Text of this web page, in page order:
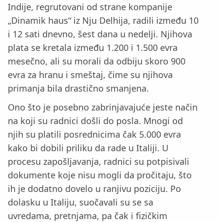
Indije, regrutovani od strane kompanije
„Dinamik haus“ iz Nju Delhija, radili između 10
i 12 sati dnevno, šest dana u nedelji. Njihova
plata se kretala između 1.200 i 1.500 evra
mesečno, ali su morali da odbiju skoro 900
evra za hranu i smeštaj, čime su njihova
primanja bila drastično smanjena.
Ono što je posebno zabrinjavajuće jeste način
na koji su radnici došli do posla. Mnogi od
njih su platili posrednicima čak 5.000 evra
kako bi dobili priliku da rade u Italiji. U
procesu zapošljavanja, radnici su potpisivali
dokumente koje nisu mogli da pročitaju, što
ih je dodatno dovelo u ranjivu poziciju. Po
dolasku u Italiju, suočavali su se sa
uvredama, pretnjama, pa čak i fizičkim